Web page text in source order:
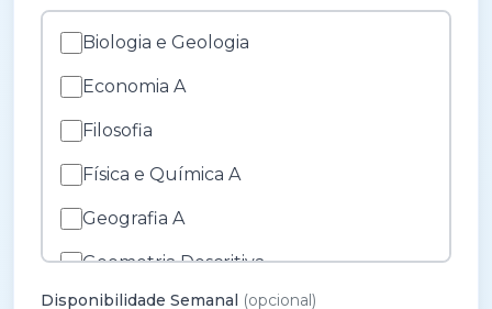
Biologia e Geologia
Economia A
Filosofia
Física e Química A
Geografia A
Geometria Descritiva
Disponibilidade Semanal (opcional)